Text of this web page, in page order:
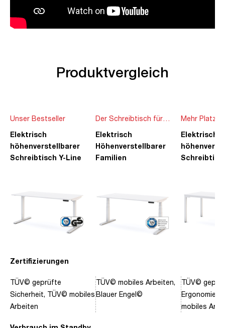
Produktvergleich
Zertifizierungen
Unser Bestseller
Elektrisch
höhenverstellbarer
Schreibtisch Y-Line
TÜV© geprüfte
Sicherheit, TÜV© mobiles
Arbeiten
Der Schreibtisch für
die ganze Familie
Elektrisch
Höhenverstellbarer
Familien
TÜV© mobiles Arbeiten,
Blauer Engel©
Mehr Platz
Ideen
Elektrisch
TÜV©
Ergonomie,
mobiles